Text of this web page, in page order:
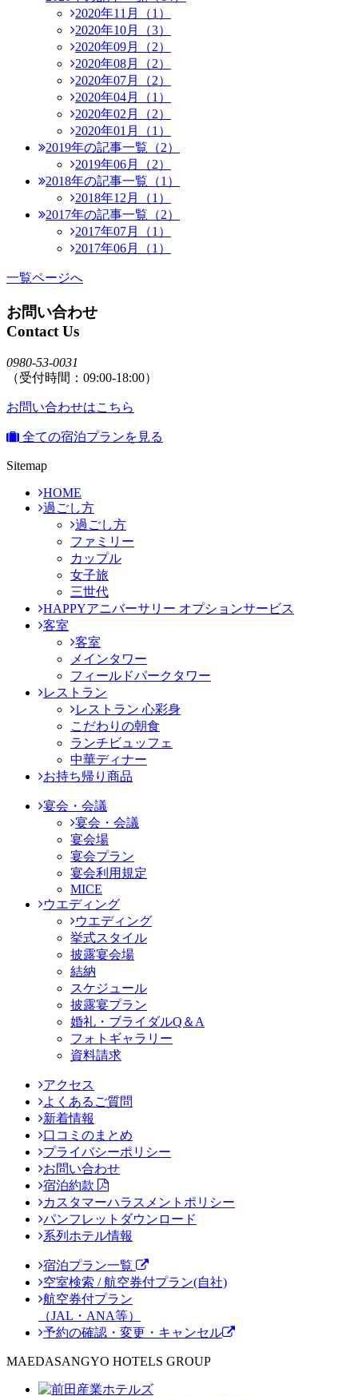
2020年11月（1）
2020年10月（3）
2020年09月（2）
2020年08月（2）
2020年07月（2）
2020年04月（1）
2020年02月（2）
2020年01月（1）
2019年の記事一覧（2）
2019年06月（2）
2018年の記事一覧（1）
2018年12月（1）
2017年の記事一覧（2）
2017年07月（1）
2017年06月（1）
一覧ページへ
お問い合わせ
Contact Us
0980-53-0031
（受付時間：09:00-18:00）
お問い合わせはこちら
全ての宿泊プランを見る
Sitemap
HOME
過ごし方
過ごし方
ファミリー
カップル
女子旅
三世代
HAPPYアニバーサリー オプションサービス
客室
客室
メインタワー
フィールドパークタワー
レストラン
レストラン 心彩身
こだわりの朝食
ランチビュッフェ
中華ディナー
お持ち帰り商品
宴会・会議
宴会・会議
宴会場
宴会プラン
宴会利用規定
MICE
ウエディング
ウエディング
挙式スタイル
披露宴会場
結納
スケジュール
披露宴プラン
婚礼・ブライダルQ＆A
フォトギャラリー
資料請求
アクセス
よくあるご質問
新着情報
口コミのまとめ
プライバシーポリシー
お問い合わせ
宿泊約款
カスタマーハラスメントポリシー
パンフレットダウンロード
系列ホテル情報
宿泊プラン一覧
空室検索 / 航空券付プラン(自社)
航空券付プラン
（JAL・ANA等）
予約の確認・変更・キャンセル
MAEDASANGYO HOTELS GROUP